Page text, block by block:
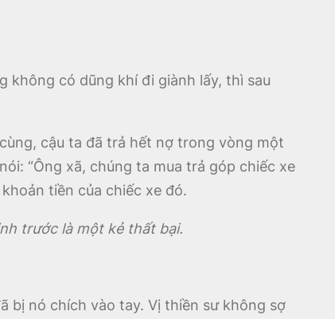
không có dũng khí đi giành lấy, thì sau
cậu ta đã trả hết nợ trong vòng một
“Ông xã, chúng ta mua trả góp chiếc xe
tiền của chiếc xe đó.
trước là một kẻ thất bại.
bị nó chích vào tay. Vị thiền sư không sợ